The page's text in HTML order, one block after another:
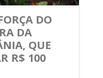
DO
DA
QUE
R$ 100